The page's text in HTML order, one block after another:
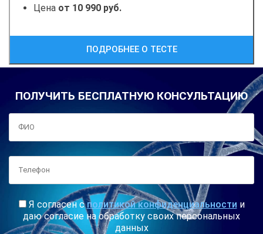
Цена от 10 990 руб.
ПОДРОБНЕЕ О ТЕСТЕ
ПОЛУЧИТЬ БЕСПЛАТНУЮ КОНСУЛЬТАЦИЮ
Я согласен сполитикой конфиденциальности и
даю согласие на обработку своих персональных
данных